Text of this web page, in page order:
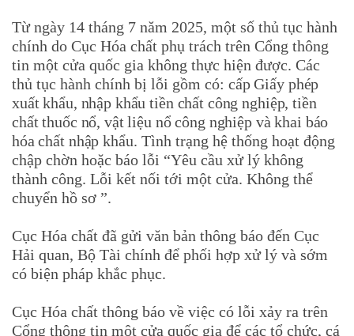
Từ ngày 14 tháng 7 năm 2025, một số thủ tục hành
chính do Cục Hóa chất phụ trách trên Cổng thông
tin một cửa quốc gia không thực hiện được. Các
thủ tục hành chính bị lỗi gồm có: cấp Giấy phép
xuất khẩu, nhập khẩu tiền chất công nghiệp, tiền
chất thuốc nổ, vật liệu nổ công nghiệp và khai báo
hóa chất nhập khẩu. Tình trạng hệ thống hoạt động
chập chờn hoặc báo lỗi “Yêu cầu xử lý không
thành công. Lỗi kết nối tới một cửa. Không thể
chuyển hồ sơ ”.
Cục Hóa chất đã gửi văn bản thông báo đến Cục
Hải quan, Bộ Tài chính để phối hợp xử lý và sớm
có biện pháp khắc phục.
Cục Hóa chất thông báo về việc có lỗi xảy ra trên
Cổng thông tin một cửa quốc gia để các tổ chức, cá